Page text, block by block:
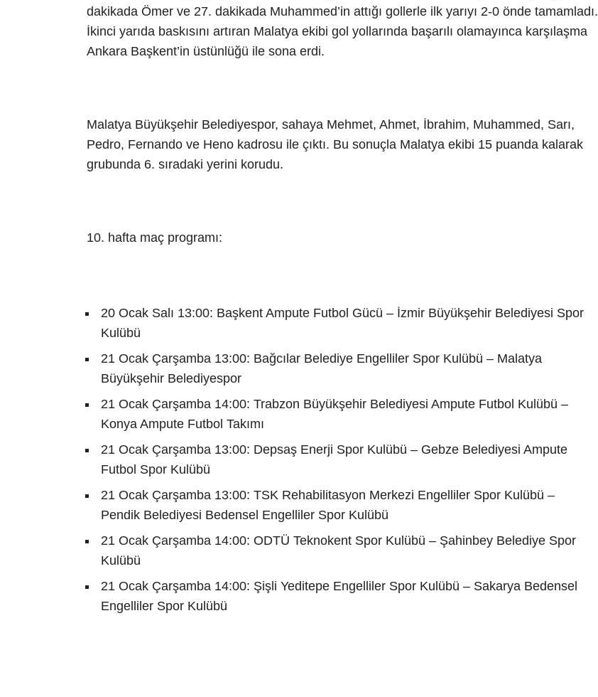
dakikada Ömer ve 27. dakikada Muhammed’in attığı gollerle ilk yarıyı 2-0 önde tamamladı.
İkinci yarıda baskısını artıran Malatya ekibi gol yollarında başarılı olamayınca karşılaşma
Ankara Başkent’in üstünlüğü ile sona erdi.
Malatya Büyükşehir Belediyespor, sahaya Mehmet, Ahmet, İbrahim, Muhammed, Sarı,
Pedro, Fernando ve Heno kadrosu ile çıktı. Bu sonuçla Malatya ekibi 15 puanda kalarak
grubunda 6. sıradaki yerini korudu.
10. hafta maç programı:
20 Ocak Salı 13:00: Başkent Ampute Futbol Gücü – İzmir Büyükşehir Belediyesi Spor
Kulübü
21 Ocak Çarşamba 13:00: Bağcılar Belediye Engelliler Spor Kulübü – Malatya
Büyükşehir Belediyespor
21 Ocak Çarşamba 14:00: Trabzon Büyükşehir Belediyesi Ampute Futbol Kulübü –
Konya Ampute Futbol Takımı
21 Ocak Çarşamba 13:00: Depsaş Enerji Spor Kulübü – Gebze Belediyesi Ampute
Futbol Spor Kulübü
21 Ocak Çarşamba 13:00: TSK Rehabilitasyon Merkezi Engelliler Spor Kulübü –
Pendik Belediyesi Bedensel Engelliler Spor Kulübü
21 Ocak Çarşamba 14:00: ODTÜ Teknokent Spor Kulübü – Şahinbey Belediye Spor
Kulübü
21 Ocak Çarşamba 14:00: Şişli Yeditepe Engelliler Spor Kulübü – Sakarya Bedensel
Engelliler Spor Kulübü